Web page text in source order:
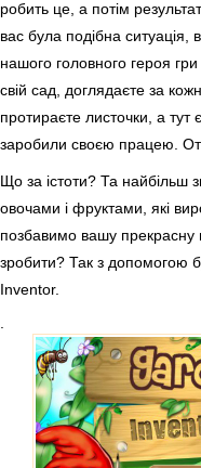
робить це, а потім
вас була подібна ситуація,
нашого головного героя
свій сад, доглядаєте за
протираєте листочки, а тут
заробили своєю працею. От
Що за істоти? Та найбільш
овочами і фруктами, які
позбавимо вашу прекрасну
зробити? Так з допомогою
Inventor.